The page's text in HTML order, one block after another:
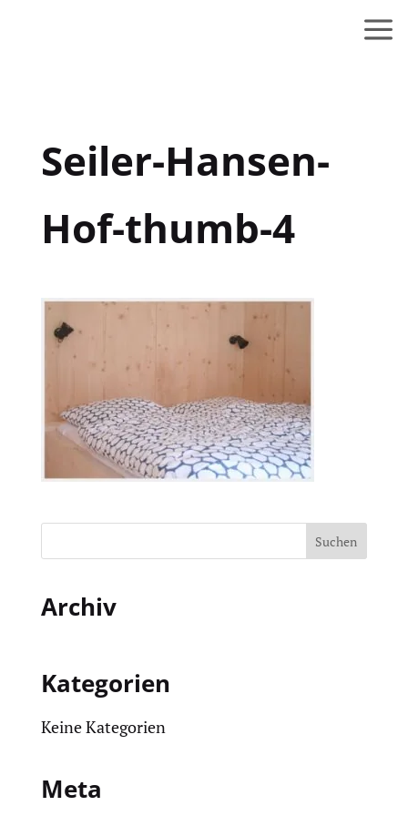
Seiler-Hansen-
Hof-thumb-4
Archiv
Kategorien
Keine Kategorien
Meta